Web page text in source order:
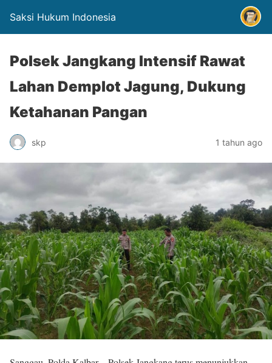
Saksi Hukum Indonesia
Polsek Jangkang Intensif Rawat
Lahan Demplot Jagung, Dukung
Ketahanan Pangan
skp 1 tahun ago